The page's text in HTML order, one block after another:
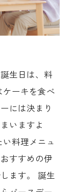
い初め重)
マップ
エントリー
生日は、料
ーキを食べ
には決まり
いますよ
料理メニュ
すすめの伊
ます。 誕生